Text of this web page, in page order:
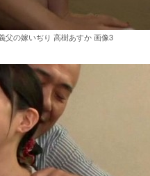
父の嫁いぢり 高樹あすか 画像3